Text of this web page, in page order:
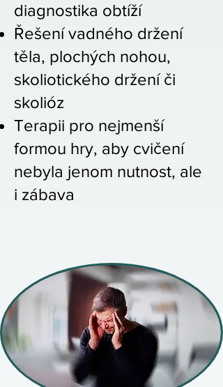
diagnostika obtíží
Řešení vadného držení
těla, plochých nohou,
skoliotického držení či
skolióz​
Terapii pro nejmenší
formou hry, aby cvičení
nebyla jenom nutnost, ale
i zábava